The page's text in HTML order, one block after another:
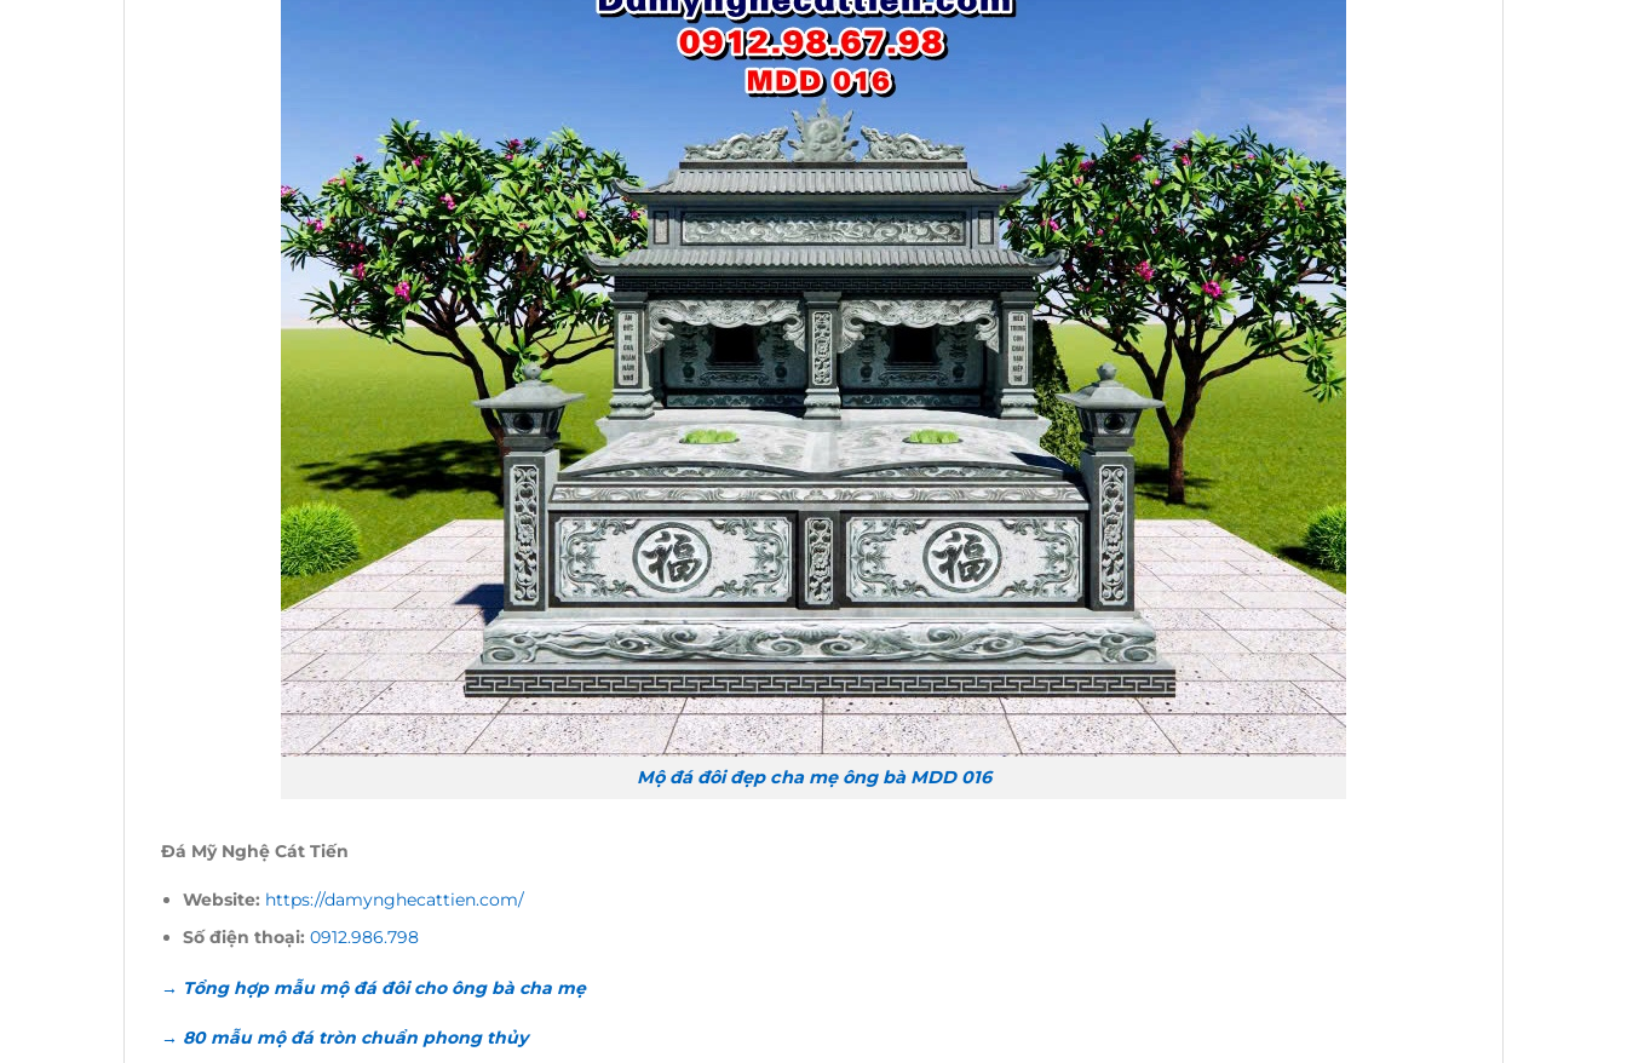
Mộ đá đôi đẹp cha mẹ ông bà MDD 016
Đá Mỹ Nghệ Cát Tiến
Website: https://damynghecattien.com/
Số điện thoại: 0912.986.798
→ Tổng hợp mẫu mộ đá đôi cho ông bà cha mẹ
→ 80 mẫu mộ đá tròn chuẩn phong thủy